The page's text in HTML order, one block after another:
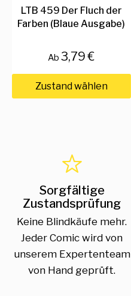
LTB 459 Der Fluch der
Farben (Blaue Ausgabe)
Ab 3,79 €
Zustand wählen
Sorgfältige
Zustandsprüfung
Keine Blindkäufe mehr.
Jeder Comic wird von
unserem Expertenteam
von Hand geprüft.